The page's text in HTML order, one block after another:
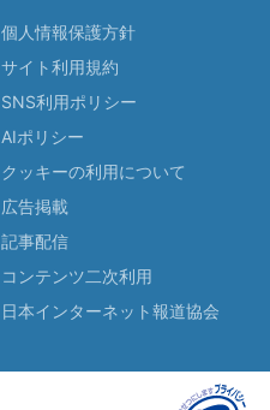
個人情報保護方針
サイト利用規約
SNS利用ポリシー
AIポリシー
クッキーの利用について
広告掲載
記事配信
コンテンツ二次利用
日本インターネット報道協会